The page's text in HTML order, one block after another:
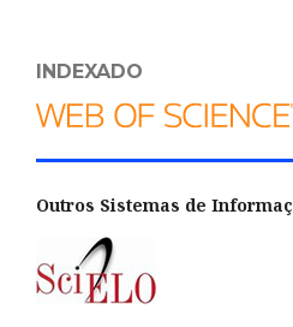
INDEXADO
Outros Sistemas de